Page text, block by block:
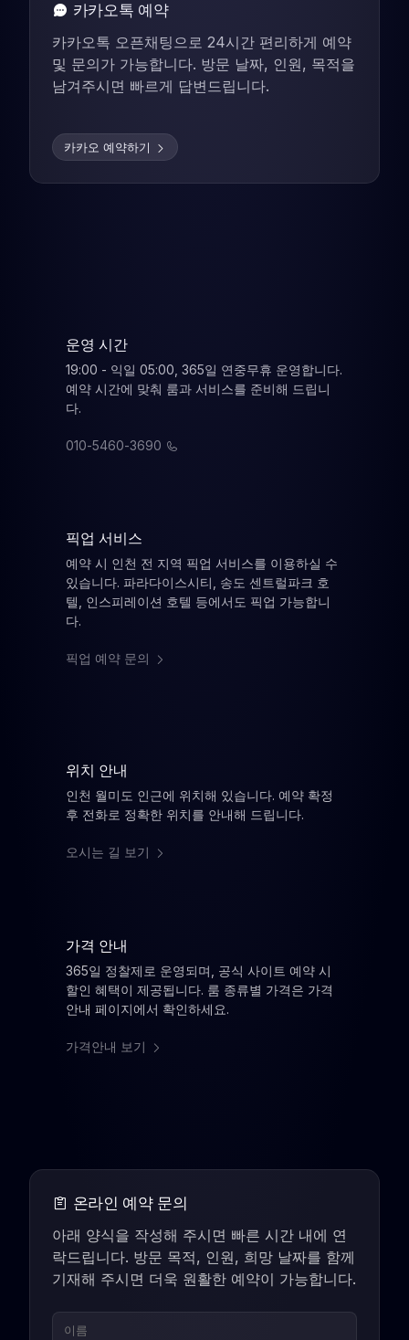
카카오톡 예약
카카오톡 오픈채팅으로 24시간 편리하게 예약
및 문의가 가능합니다. 방문 날짜, 인원, 목적을
남겨주시면 빠르게 답변드립니다.
카카오 예약하기
운영 시간
19:00 - 익일 05:00, 365일 연중무휴 운영합니다.
예약 시간에 맞춰 룸과 서비스를 준비해 드립니
다.
010-5460-3690
픽업 서비스
예약 시 인천 전 지역 픽업 서비스를 이용하실 수
있습니다. 파라다이스시티, 송도 센트럴파크 호
텔, 인스피레이션 호텔 등에서도 픽업 가능합니
다.
픽업 예약 문의
위치 안내
인천 월미도 인근에 위치해 있습니다. 예약 확정
후 전화로 정확한 위치를 안내해 드립니다.
오시는 길 보기
가격 안내
365일 정찰제로 운영되며, 공식 사이트 예약 시
할인 혜택이 제공됩니다. 룸 종류별 가격은 가격
안내 페이지에서 확인하세요.
가격안내 보기
온라인 예약 문의
아래 양식을 작성해 주시면 빠른 시간 내에 연
락드립니다. 방문 목적, 인원, 희망 날짜를 함께
기재해 주시면 더욱 원활한 예약이 가능합니다.